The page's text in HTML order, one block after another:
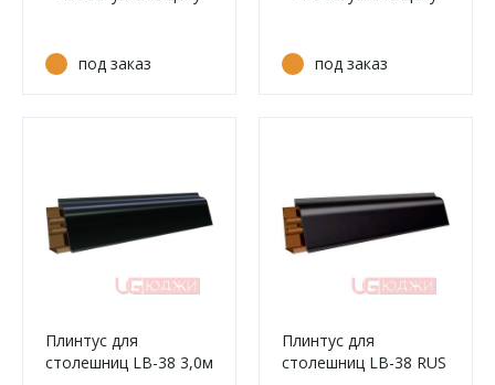
под заказ под заказ
Плинтус для
столешниц LB-38 3,0м
Плинтус для
столешниц LB-38 RUS